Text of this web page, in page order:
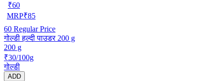
₹60
MRP₹85
60 Regular Price
गोल्डी हल्दी पाउडर 200 g
200 g
₹30/100g
गोल्डी
ADD